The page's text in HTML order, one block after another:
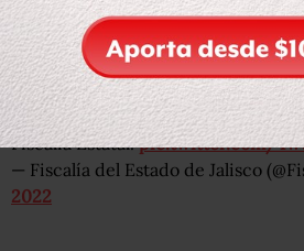
En los últimos días se difundió la
medios de comunicación de la fuga
privada de la libertad de un centro
en la entidad, hecho que es
Fiscalía Estatal.pic.twitter.com/
— Fiscalía del Estado de Jalisco
2022